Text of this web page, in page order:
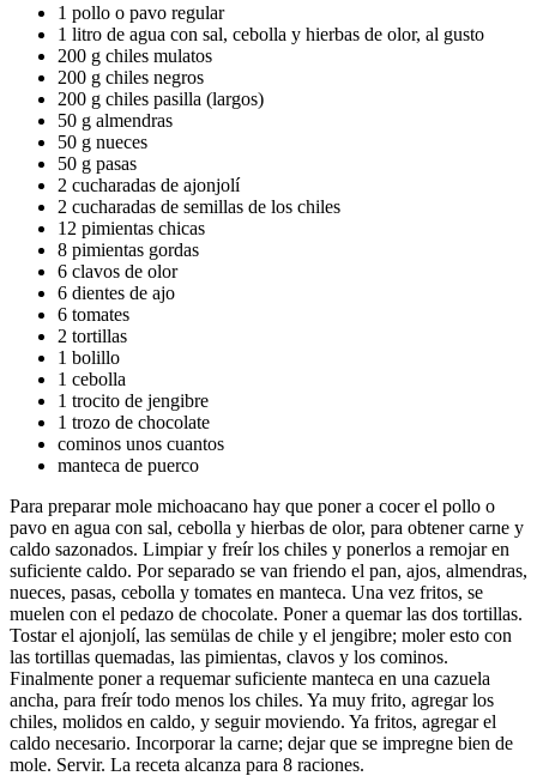
1 pollo o pavo regular
1 litro de agua con sal, cebolla y hierbas de olor, al gusto
200 g chiles mulatos
200 g chiles negros
200 g chiles pasilla (largos)
50 g almendras
50 g nueces
50 g pasas
2 cucharadas de ajonjolí
2 cucharadas de semillas de los chiles
12 pimientas chicas
8 pimientas gordas
6 clavos de olor
6 dientes de ajo
6 tomates
2 tortillas
1 bolillo
1 cebolla
1 trocito de jengibre
1 trozo de chocolate
cominos unos cuantos
manteca de puerco
Para preparar mole michoacano hay que poner a cocer el pollo o
pavo en agua con sal, cebolla y hierbas de olor, para obtener carne y
caldo sazonados. Limpiar y freír los chiles y ponerlos a remojar en
suficiente caldo. Por separado se van friendo el pan, ajos, almendras,
nueces, pasas, cebolla y tomates en manteca. Una vez fritos, se
muelen con el pedazo de chocolate. Poner a quemar las dos tortillas.
Tostar el ajonjolí, las semülas de chile y el jengibre; moler esto con
las tortillas quemadas, las pimientas, clavos y los cominos.
Finalmente poner a requemar suficiente manteca en una cazuela
ancha, para freír todo menos los chiles. Ya muy frito, agregar los
chiles, molidos en caldo, y seguir moviendo. Ya fritos, agregar el
caldo necesario. Incorporar la carne; dejar que se impregne bien de
mole. Servir. La receta alcanza para 8 raciones.